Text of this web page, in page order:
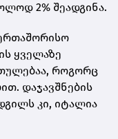
2% შეადგინა.
ყველაზე
როგორც
დაჯავშნების
კი, იტალია